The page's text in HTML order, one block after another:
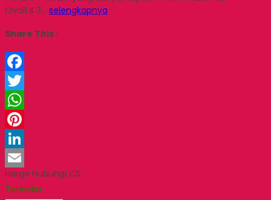
Oval1.4.3… selengkapnya
Share This :
Facebook
Twitter
WhatsApp
Pinterest
LinkedIn
Email
Harga Hubungi CS
Tersedia